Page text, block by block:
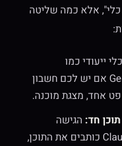
אלא כמה שליטה
ייעודי כמו
Genspark, או Gemini Canvas אם יש לכם חשבון
חד:הגישה
ההיברידית. ChatGPT או Claude כותבים את התוכן,